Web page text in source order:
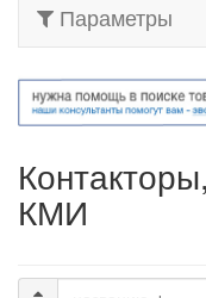
Параметры
КМИ